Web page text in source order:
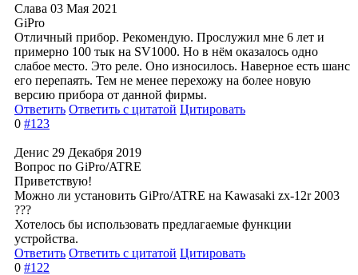
Слава 03 Мая 2021
GiPro
Отличный прибор. Рекомендую. Прослужил мне 6 лет и
примерно 100 тык на SV1000. Но в нём оказалось одно
слабое место. Это реле. Оно износилось. Наверное есть шанс
его перепаять. Тем не менее перехожу на более новую
версию прибора от данной фирмы.
Ответить Ответить с цитатой Цитировать
0 #123
Денис 29 Декабря 2019
Вопрос по GiPro/ATRE
Приветствую!
Можно ли установить GiPro/ATRE на Kawasaki zx-12r 2003
???
Хотелось бы использовать предлагаемые функции
устройства.
Ответить Ответить с цитатой Цитировать
0 #122